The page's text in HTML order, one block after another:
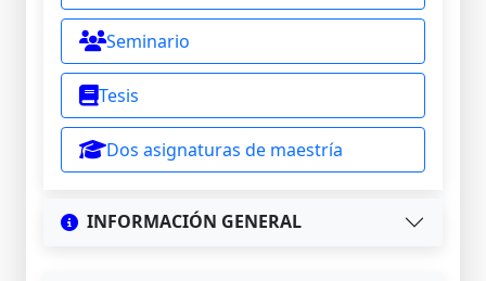
Seminario
Tesis
Dos asignaturas de maestría
INFORMACIÓN GENERAL